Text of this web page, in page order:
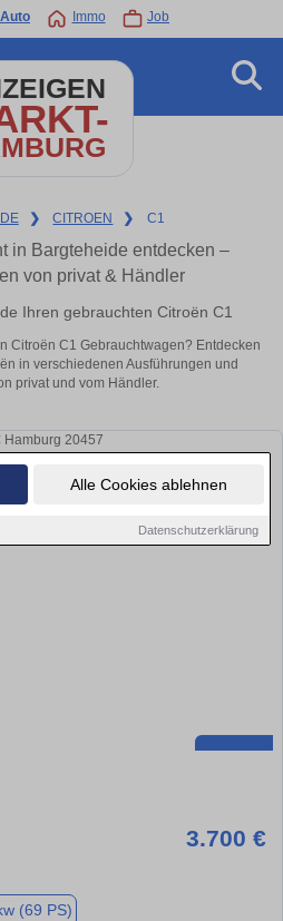
Alle Cookies ablehnen
Datenschutzerklärung
Auto Immo Job
❯ CITROEN ❯ C1
in Bargteheide entdecken –
von privat & Händler
Ihren gebrauchten Citroën C1
Citroën C1 Gebrauchtwagen? Entdecken
in verschiedenen Ausführungen und
privat und vom Händler.
3.700 €
(69 PS)